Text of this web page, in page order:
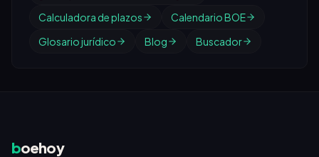
Calculadora de plazos
Calendario BOE
Glosario jurídico
Blog Buscador
boehoy